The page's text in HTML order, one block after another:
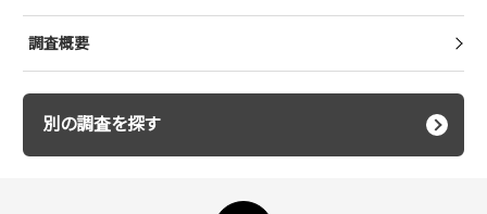
調査概要
別の調査を探す